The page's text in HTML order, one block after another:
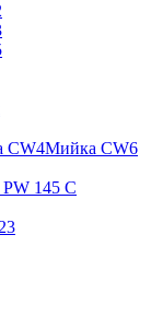
CW4Мийка CW6
145 C